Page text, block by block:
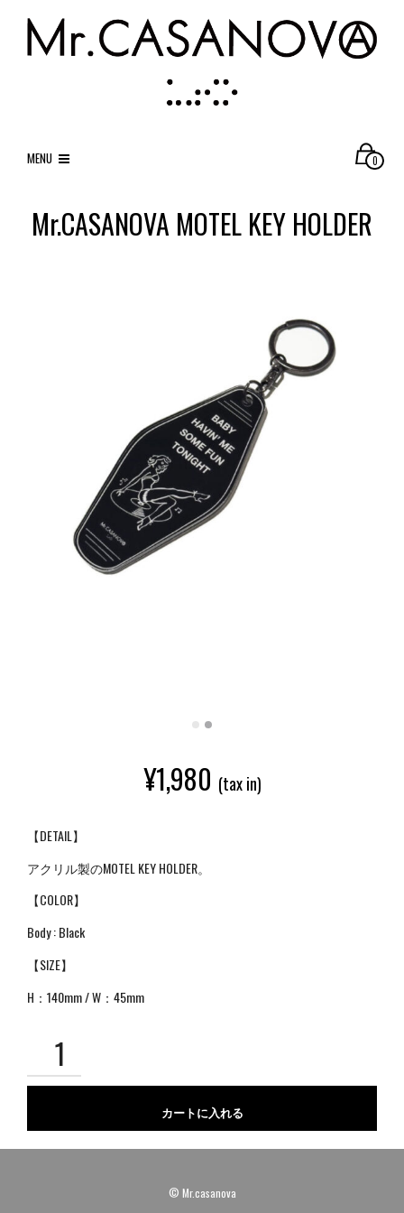
MENU 0
Mr.CASANOVA MOTEL KEY HOLDER
¥1,980 (tax in)
【DETAIL】
アクリル製のMOTEL KEY HOLDER。
【COLOR】
Body : Black
【SIZE】
H：140mm / W：45mm
カートに入れる
© Mr.casanova